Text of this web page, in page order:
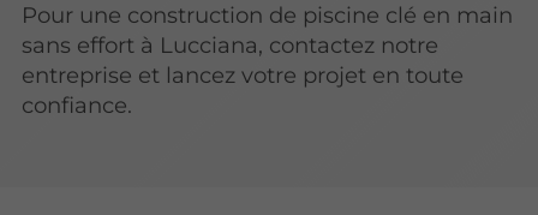
Pour une construction de piscine clé en main
sans effort à Lucciana, contactez notre
entreprise et lancez votre projet en toute
confiance.